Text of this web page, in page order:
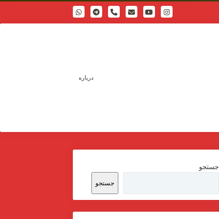
phone
درباره
جستجو
جستجو